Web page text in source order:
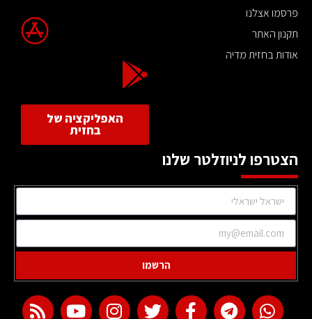
פרסמו אצלנו
תקנון האתר
אודות בחזית מדיה
האפליקציה של
בחזית
הצטרפו לניוזלטר שלנו
הרשמו